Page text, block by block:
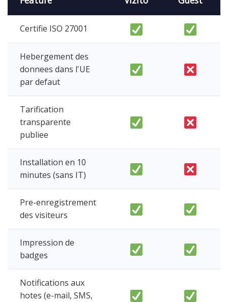
Certifie ISO 27001
Hebergement des
donnees dans l'UE
par defaut
Tarification
transparente
publiee
Installation en 10
minutes (sans IT)
Pre-enregistrement
des visiteurs
Impression de
badges
Notifications aux
hotes (e-mail, SMS,